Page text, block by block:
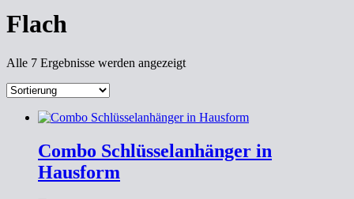
Flach
Alle 7 Ergebnisse werden angezeigt
Combo Schlüsselanhänger in
Hausform